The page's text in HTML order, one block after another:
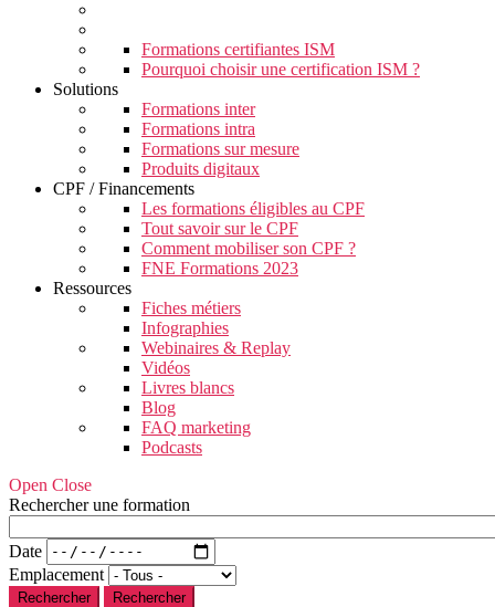
Formations certifiantes ISM
Pourquoi choisir une certification ISM ?
Solutions
Formations inter
Formations intra
Formations sur mesure
Produits digitaux
CPF / Financements
Les formations éligibles au CPF
Tout savoir sur le CPF
Comment mobiliser son CPF ?
FNE Formations 2023
Ressources
Fiches métiers
Infographies
Webinaires & Replay
Vidéos
Livres blancs
Blog
FAQ marketing
Podcasts
Open Close
Rechercher une formation
Date
Emplacement
Rechercher